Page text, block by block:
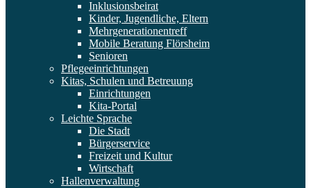
Inklusionsbeirat
Kinder, Jugendliche, Eltern
Mehrgenerationentreff
Mobile Beratung Flörsheim
Senioren
Pflegeeinrichtungen
Kitas, Schulen und Betreuung
Einrichtungen
Kita-Portal
Leichte Sprache
Die Stadt
Bürgerservice
Freizeit und Kultur
Wirtschaft
Hallenverwaltung